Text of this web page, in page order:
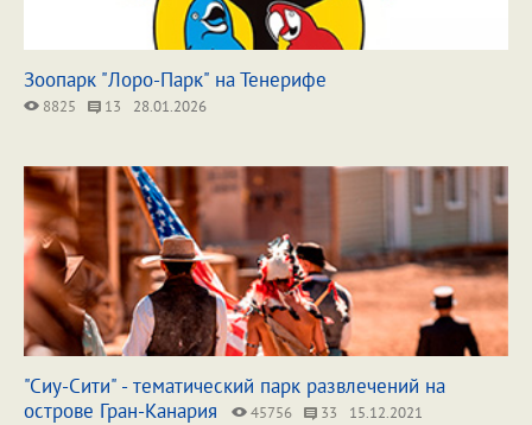
Зоопарк "Лоро-Парк" на Тенерифе
8825 13 28.01.2026
"Сиу-Сити" - тематический парк развлечений на
острове Гран-Канария
45756 33 15.12.2021